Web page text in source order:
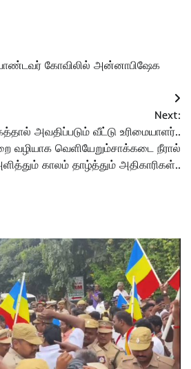
கோவிலில் அன்னாபிஷேக
Next:
அவதிப்படும் வீட்டு உரிமையாளர்..
வழியாக வெளியேறும்சாக்கடை நீரால்
காலம் தாழ்த்தும் அதிகாரிகள்..